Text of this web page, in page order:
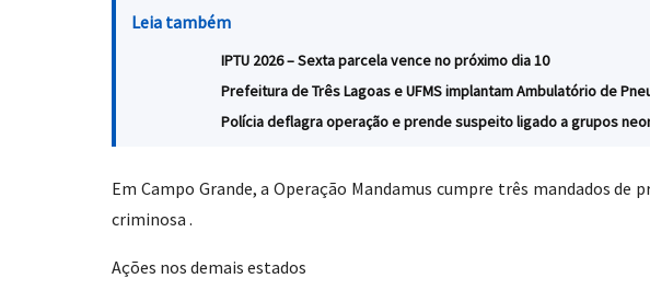
Leia também
IPTU 2026 – Sexta parcela vence no próximo dia 10
Prefeitura de Três Lagoas e UFMS implantam Ambulatório de
Polícia deflagra operação e prende suspeito ligado a grupos
Em Campo Grande, a Operação Mandamus cumpre três mandados
criminosa .
Ações nos demais estados